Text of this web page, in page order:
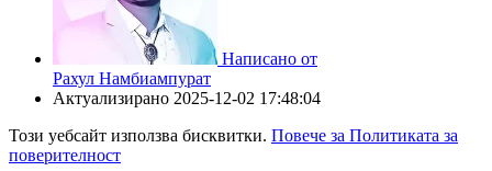
Написано от
Рахул Намбиампурат
Актуализирано 2025-12-02 17:48:04
Този уебсайт използва бисквитки. Повече за Политиката за
поверителност